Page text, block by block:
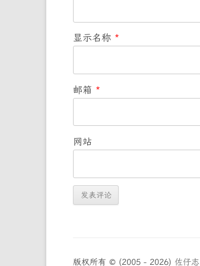
显示名称 *
邮箱 *
网站
版权所有 © (2005 - 2026)佐仔志